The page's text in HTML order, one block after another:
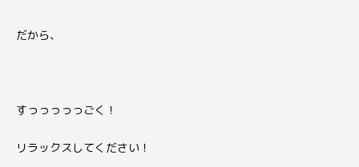
だから、
すっっっっっごく！
リラックスしてください！